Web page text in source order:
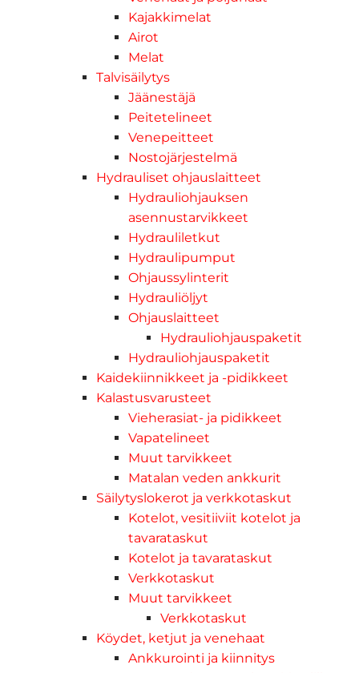
Kajakkimelat
Airot
Melat
Talvisäilytys
Jäänestäjä
Peitetelineet
Venepeitteet
Nostojärjestelmä
Hydrauliset ohjauslaitteet
Hydrauliohjauksen
asennustarvikkeet
Hydrauliletkut
Hydraulipumput
Ohjaussylinterit
Hydrauliöljyt
Ohjauslaitteet
Hydrauliohjauspaketit
Hydrauliohjauspaketit
Kaidekiinnikkeet ja -pidikkeet
Kalastusvarusteet
Vieherasiat- ja pidikkeet
Vapatelineet
Muut tarvikkeet
Matalan veden ankkurit
Säilytyslokerot ja verkkotaskut
Kotelot, vesitiiviit kotelot ja
tavarataskut
Kotelot ja tavarataskut
Verkkotaskut
Muut tarvikkeet
Verkkotaskut
Köydet, ketjut ja venehaat
Ankkurointi ja kiinnitys